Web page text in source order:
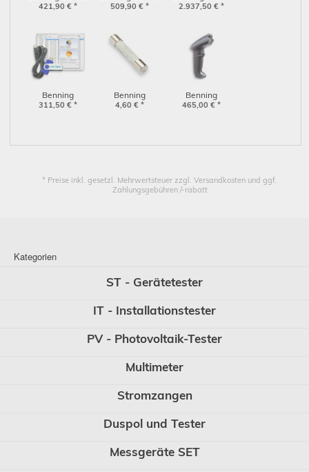
(044167)
421,90 € *
(044166)
509,90 € *
(044106)
2.937,50 € *
Benning
Software PC-
311,50 € *
Benning
Sicherung 1A für
4,60 € *
Benning
Barcodescanner
465,00 € *
* Preise inkl. gesetzl. Mehrwertsteuer zzgl. Versandkosten und ggf.
Zahlungsgebühren /-rabatt
Kategorien
ST - Gerätetester
IT - Installationstester
PV - Photovoltaik-Tester
Multimeter
Stromzangen
Duspol und Tester
Messgeräte SET